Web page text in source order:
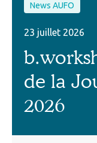
News AUFO
23 juillet 2026
de la
2026